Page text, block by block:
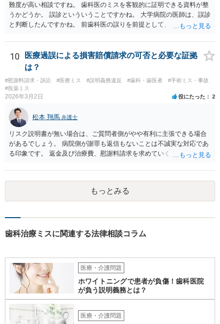
難度が高い相談ですね。 歯科医のミスを客観的に証明できる資料が整
うかどうか。 誤診といういうことですかね。 大学病院の医師は、誤診
と判断したんですかね。 前歯科医の誤りを前提として、 その医師はど
前医師の診断の誤りに起因するものかどうか、 大学病院の医師は、ど
う見ているんでしょうかね。 歯科医の資格を持ってる弁護士もいます
ね。 そのような弁護士を探すのもいいと思いますね。
10
医療過誤による損害賠償請求の可否と必要な証拠
は？
#慰謝料請求・訴訟 #医療ミス #説明義務違反 #歯科・歯医者
#手術ミス・事故
#投薬ミス
2026年3月2日 役にたった 2
松本 翔馬 弁護士
リスク説明書が無い場合は、ご質問者側がやや有利に主張できる場合
があるでしょう。 病院側が謝罪も返信もないことは不誠実な対応であ
る印象です。 返金及び治療費、慰謝料請求を求めていくことになるか
代理人として病院側との交渉窓口となることも方法の一つです。 ご自
身で内容証明を出される場合、書面にご質問者の不利になる事情を記
載した場合はそれ以降の交渉ハードルが上がってしまうため慎重に検
討されるとよいでしょう。
もっとみる
歯科治療ミスに関連する法律相談コラム
医療・介護問題
ホワイトニングで患者が負傷！歯科医院
が負う説明義務とは？
医療・介護問題